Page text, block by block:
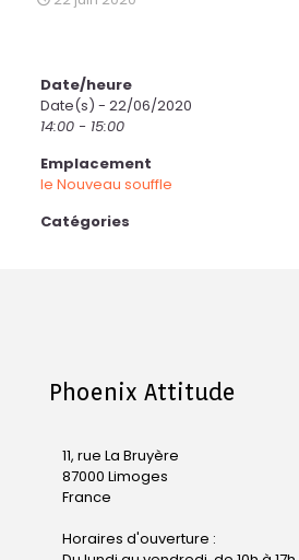
Date/heure
Date(s) - 22/06/2020
14:00 - 15:00
Emplacement
le Nouveau souffle
Catégories
Phoenix Attitude
11, rue La Bruyère
87000 Limoges
France
Horaires d'ouverture :